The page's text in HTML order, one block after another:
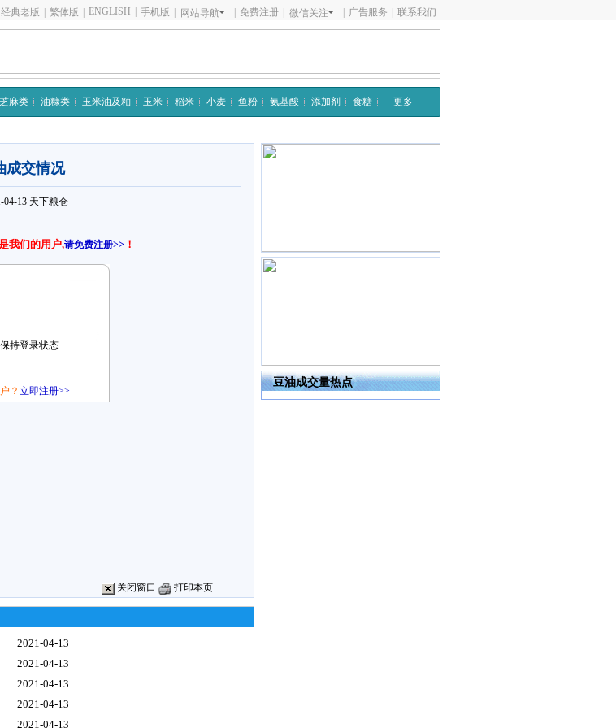
经典老版 繁体版 ENGLISH 手机版 网站导航 免费注册 微信关注 广告服务 联系我们
芝麻类 油糠类 玉米油及粕 玉米 稻米 小麦 鱼粉 氨基酸 添加剂 食糖 更多
成交情况
04-13 天下粮仓
我们的用户,请免费注册>> ！
保持登录状态
？ 立即注册>>
关闭窗口 打印本页
2021-04-13
2021-04-13
2021-04-13
2021-04-13
2021-04-13
豆油成交量热点